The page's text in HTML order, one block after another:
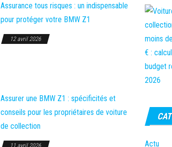
Assurance tous risques : un indispensable
pour protéger votre BMW Z1
12 avril 2026
Assurer une BMW Z1 : spécificités et
conseils pour les propriétaires de voiture
de collection
11 avril 2026
Actu